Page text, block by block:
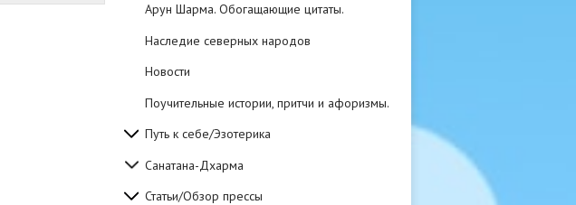
Арун Шарма. Обогащающие цитаты.
Наследие северных народов
Новости
Поучительные истории, притчи и афоризмы.
Путь к себе/Эзотерика
Санатана-Дхарма
Статьи/Обзор прессы